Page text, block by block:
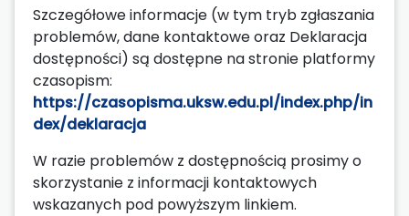
Szczegółowe informacje (w tym tryb zgłaszania
problemów, dane kontaktowe oraz Deklaracja
dostępności) są dostępne na stronie platformy
czasopism:
https://czasopisma.uksw.edu.pl/index.php/in
dex/deklaracja
W razie problemów z dostępnością prosimy o
skorzystanie z informacji kontaktowych
wskazanych pod powyższym linkiem.